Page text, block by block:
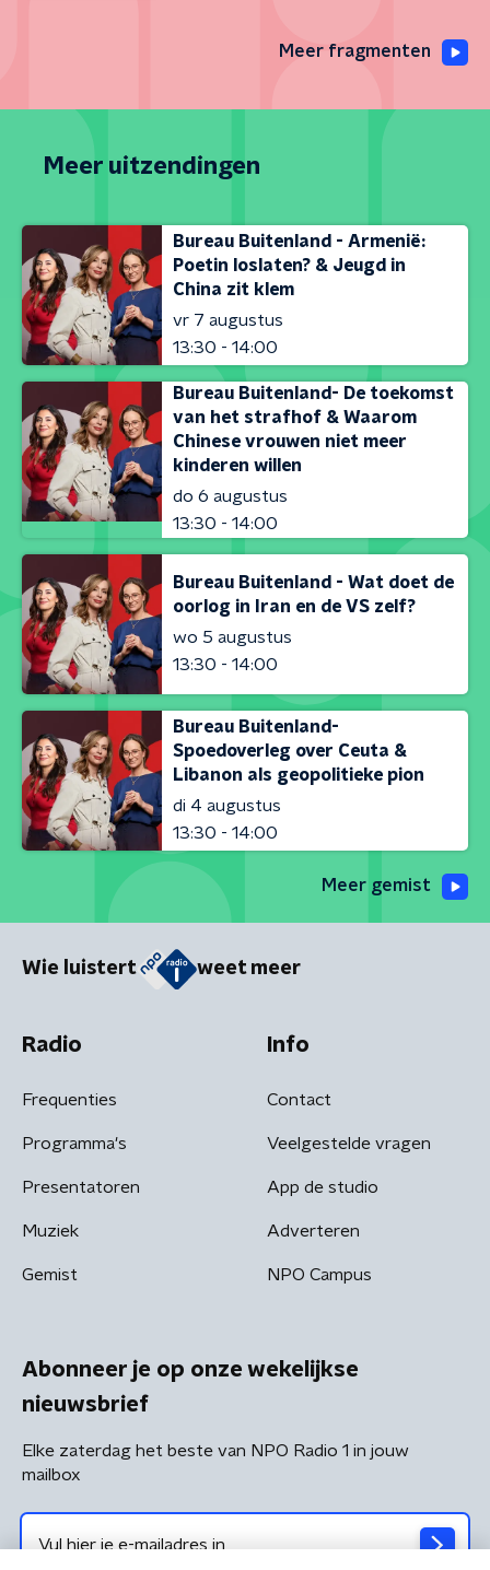
Meer fragmenten
Meer uitzendingen
Bureau Buitenland - Armenië:
Poetin loslaten? & Jeugd in
China zit klem
vr 7 augustus
13:30 - 14:00
Bureau Buitenland- De toekomst
van het strafhof & Waarom
Chinese vrouwen niet meer
kinderen willen
do 6 augustus
13:30 - 14:00
Bureau Buitenland - Wat doet de
oorlog in Iran en de VS zelf?
wo 5 augustus
13:30 - 14:00
Bureau Buitenland-
Spoedoverleg over Ceuta &
Libanon als geopolitieke pion
di 4 augustus
13:30 - 14:00
Meer gemist
Wie luistert weet meer
Radio
Frequenties
Programma's
Presentatoren
Muziek
Gemist
Info
Contact
Veelgestelde vragen
App de studio
Adverteren
NPO Campus
Abonneer je op onze wekelijkse
nieuwsbrief
Elke zaterdag het beste van NPO Radio 1 in jouw
mailbox